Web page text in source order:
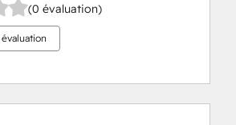
(0 évaluation)